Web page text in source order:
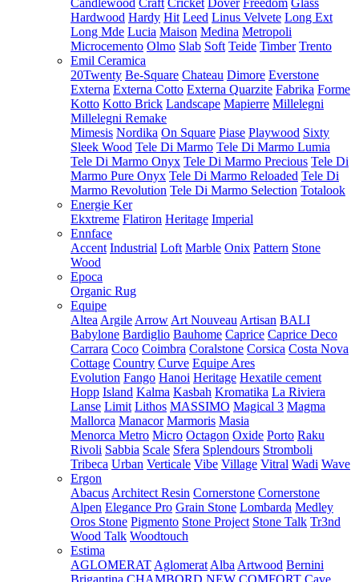
Candlewood Craft Cricket Dover Freedom Glass
Hardwood Hardy Hit Leed Linus Velvete Long Ext
Long Mde Lucia Maison Medina Metropoli
Microcemento Olmo Slab Soft Teide Timber Trento
Emil Ceramica
20Twenty Be-Square Chateau Dimore Everstone
Externa Externa Cotto Externa Quarzite Fabrika Forme
Kotto Kotto Brick Landscape Mapierre Millelegni
Millelegni Remake
Mimesis Nordika On Square Piase Playwood Sixty
Sleek Wood Tele Di Marmo Tele Di Marmo Lumia
Tele Di Marmo Onyx Tele Di Marmo Precious Tele Di
Marmo Pure Onyx Tele Di Marmo Reloaded Tele Di
Marmo Revolution Tele Di Marmo Selection Totalook
Energie Ker
Ekxtreme Flatiron Heritage Imperial
Ennface
Accent Industrial Loft Marble Onix Pattern Stone
Wood
Epoca
Organic Rug
Equipe
Altea Argile Arrow Art Nouveau Artisan BALI
Babylone Bardiglio Bauhome Caprice Caprice Deco
Carrara Coco Coimbra Coralstone Corsica Costa Nova
Cottage Country Curve Equipe Ares
Evolution Fango Hanoi Heritage Hexatile cement
Hopp Island Kalma Kasbah Kromatika La Riviera
Lanse Limit Lithos MASSIMO Magical 3 Magma
Mallorca Manacor Marmoris Masia
Menorca Metro Micro Octagon Oxide Porto Raku
Rivoli Sabbia Scale Sfera Splendours Stromboli
Tribeca Urban Verticale Vibe Village Vitral Wadi Wave
Ergon
Abacus Architect Resin Cornerstone Cornerstone
Alpen Elegance Pro Grain Stone Lombarda Medley
Oros Stone Pigmento Stone Project Stone Talk Tr3nd
Wood Talk Woodtouch
Estima
AGLOMERAT Aglomerat Alba Artwood Bernini